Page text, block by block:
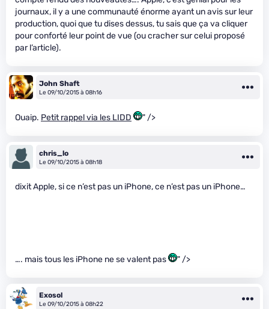
journaux, il y a une communauté énorme ayant un avis sur leur
production, quoi que tu dises dessus, tu sais que ça va cliquer
pour conforté leur point de vue (ou cracher sur celui proposé
par l’article).
John Shaft
Le 09/10/2015 à 08h16
Ouaip. Petit rappel via les LIDD " />
chris_lo
Le 09/10/2015 à 08h18
dixit Apple, si ce n’est pas un iPhone, ce n’est pas un iPhone…
…. mais tous les iPhone ne se valent pas " />
Exosol
Le 09/10/2015 à 08h22